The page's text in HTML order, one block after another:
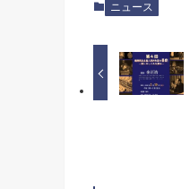
ニュース